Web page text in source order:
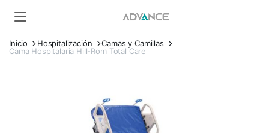
Inicio Hospitalización
Camas y Camillas
Cama Hospitalaria Hill-Rom Total Care